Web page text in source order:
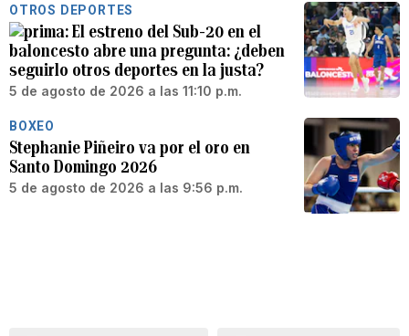
OTROS DEPORTES
El estreno del Sub-20 en el
baloncesto abre una pregunta: ¿deben
seguirlo otros deportes en la justa?
5 de agosto de 2026 a las 11:10 p.m.
BOXEO
Stephanie Piñeiro va por el oro en
Santo Domingo 2026
5 de agosto de 2026 a las 9:56 p.m.